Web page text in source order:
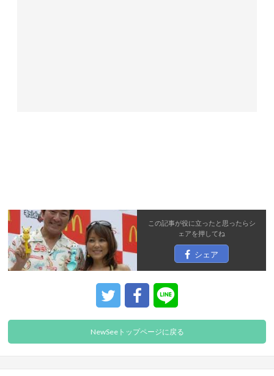
この記事が役に立ったと思ったらシ
ェアを押してね
シェア
NewSeeトップページに戻る